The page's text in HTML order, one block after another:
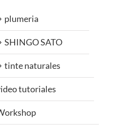
plumeria
SHINGO SATO
tinte naturales
tutoriales